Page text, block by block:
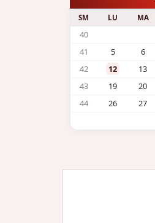
SM LU MA
40
41
5 6
42
12 13
43
19 20
44
26 27